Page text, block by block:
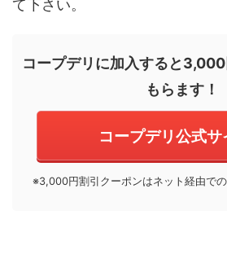
て下さい。
コープデリに加入すると
もらます！
コープデリ公式サ
※3,000円割引クーポンはネット経由で